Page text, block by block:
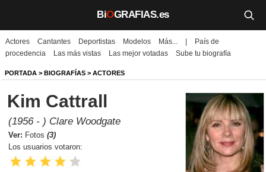
BiOGRAFIAS.es
Biografías
Películas
TV
Música
Un día como hoy
Actores Cantantes Deportistas Modelos Más...
País de
procedencia
Las más vistas Las mejor votadas Sube tu biografía
PORTADA > BIOGRAFÍAS > ACTORES
Kim Cattrall
(1956 - ) Clare Woodgate
Ver: Fotos (3)
Los usuarios votaron: